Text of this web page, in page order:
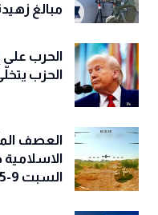
مبالغ
الحرب على
الحزب
العصف
الاسلامية
السبت 9-5-2026